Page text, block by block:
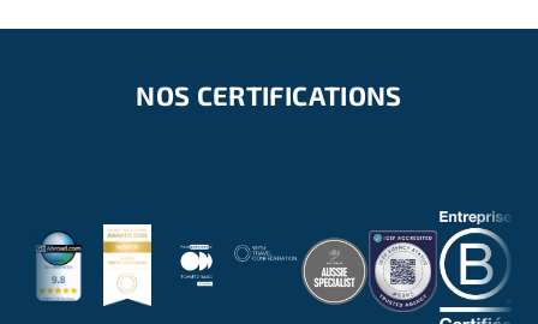
NOS CERTIFICATIONS